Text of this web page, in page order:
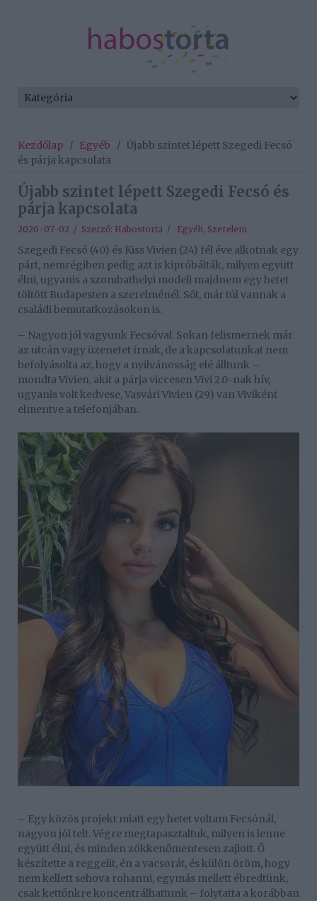
Kezdőlap / Egyéb / Újabb szintet lépett Szegedi Fecsó
és párja kapcsolata
Újabb szintet lépett Szegedi Fecsó és
párja kapcsolata
2020-07-02 / Szerző: Habostorta / Egyéb, Szerelem
Szegedi Fecsó (40) és Kiss Vivien (24) fél éve alkotnak egy
párt, nemrégiben pedig azt is kipróbálták, milyen együtt
élni, ugyanis a szombathelyi modell majdnem egy hetet
töltött Budapesten a szerelménél. Sőt, már túl vannak a
családi bemutatkozásokon is.
– Nagyon jól vagyunk Fecsóval. Sokan felismernek már
az utcán vagy üzenetet írnak, de a kapcsolatunkat nem
befolyásolta az, hogy a nyilvánosság elé álltunk –
mondta Vivien, akit a párja viccesen Vivi 2.0-nak hív,
ugyanis volt kedvese, Vasvári Vivien (29) van Viviként
elmentve a telefonjában.
– Egy közös projekt miatt egy hetet voltam Fecsónál,
nagyon jól telt. Végre megtapasztaltuk, milyen is lenne
együtt élni, és minden zökkenőmentesen zajlott. Ő
készítette a reggelit, én a vacsorát, és külön öröm, hogy
nem kellett sehova rohanni, egymás mellett ébredtünk,
csak kettőnkre koncentrálhattunk – folytatta a korábban